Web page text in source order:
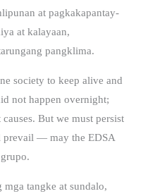
at pagkakapantay-
at kalayaan,
pangklima.
society to keep alive and
not happen overnight;
But we must persist
prevail — may the EDSA
mga tangke at sundalo,